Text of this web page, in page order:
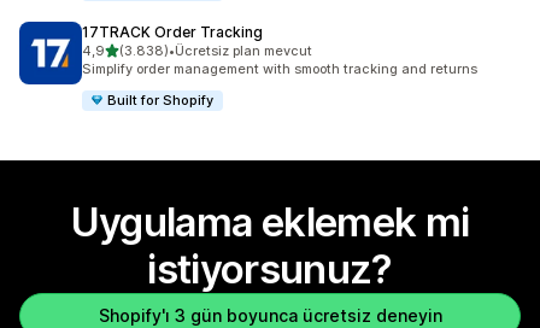
17TRACK Order Tracking
4,95 yıldız üzerinden
(3.838)
toplam 3838 değerlendirme
•Ücretsiz plan mevcut
Simplify order management with smooth tracking and returns
Built for Shopify
Uygulama eklemek mi
istiyorsunuz?
Shopify'ı 3 gün boyunca ücretsiz deneyin